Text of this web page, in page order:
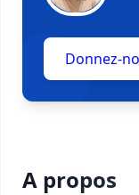
Donnez-
A propos